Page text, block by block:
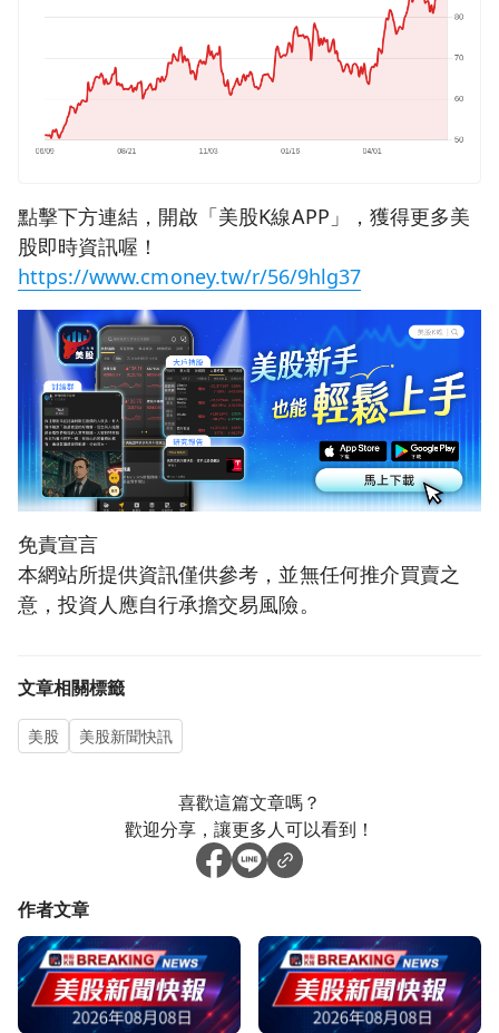
點擊下方連結，開啟「美股K線APP」，獲得更多美
股即時資訊喔！
https://www.cmoney.tw/r/56/9hlg37
免責宣言
本網站所提供資訊僅供參考，並無任何推介買賣之
意，投資人應自行承擔交易風險。
文章相關標籤
美股 美股新聞快訊
喜歡這篇文章嗎？
歡迎分享，讓更多人可以看到！
作者文章